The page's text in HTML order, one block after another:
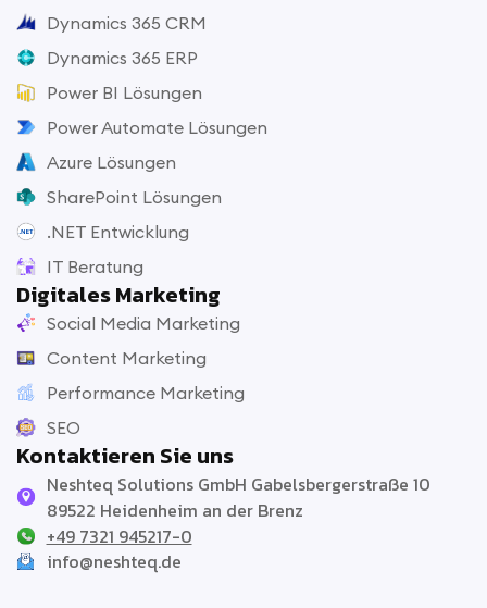
Dynamics 365 CRM
Dynamics 365 ERP
Power BI Lösungen
Power Automate Lösungen
Azure Lösungen
SharePoint Lösungen
.NET Entwicklung
IT Beratung
Digitales Marketing
Social Media Marketing
Content Marketing
Performance Marketing
SEO
Kontaktieren Sie uns
Neshteq Solutions GmbH Gabelsbergerstraße 10
89522 Heidenheim an der Brenz
+49 7321 945217-0
info@neshteq.de